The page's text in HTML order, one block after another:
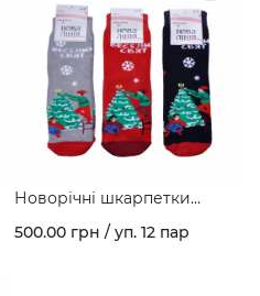
Новорічні шкарпетки
зимові махрові з малюнком
"Сімейне коло" асорті
500.00 грн / уп. 12 пар